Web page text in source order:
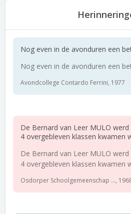
Nog even in de avonduren een
Nog even in de avonduren een
Avondcollege Contardo Ferrini, 1977
De Bernard van Leer MULO
4 overgebleven klassen kwamen
De Bernard van Leer MULO
4 overgebleven klassen kwamen
Osdorper Schoolgemeenschap ...,